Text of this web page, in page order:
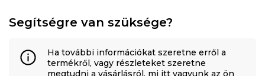
Segítségre van szüksége?
Ha további információkat szeretne erről a
termékről, vagy részleteket szeretne
megtudni a vásárlásról, mi itt vagyunk az ön